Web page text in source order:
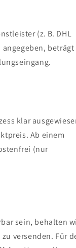
(z. B. DHL
beträgt
klar
Ab einem
(nur
sein, behalten
versenden. Für